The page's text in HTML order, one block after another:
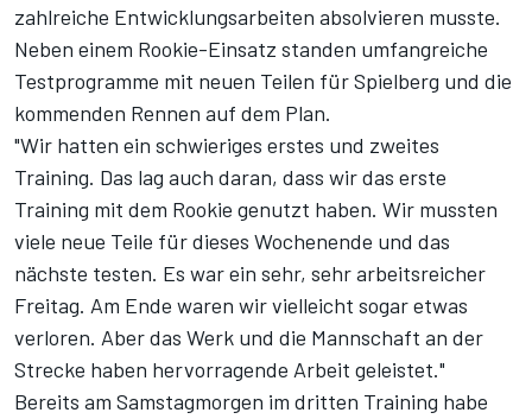
zahlreiche Entwicklungsarbeiten absolvieren musste.
Neben einem Rookie-Einsatz standen umfangreiche
Testprogramme mit neuen Teilen für Spielberg und die
kommenden Rennen auf dem Plan.
"Wir hatten ein schwieriges erstes und zweites
Training. Das lag auch daran, dass wir das erste
Training mit dem Rookie genutzt haben. Wir mussten
viele neue Teile für dieses Wochenende und das
nächste testen. Es war ein sehr, sehr arbeitsreicher
Freitag. Am Ende waren wir vielleicht sogar etwas
verloren. Aber das Werk und die Mannschaft an der
Strecke haben hervorragende Arbeit geleistet."
Bereits am Samstagmorgen im dritten Training habe